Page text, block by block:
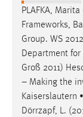
PLAFKA,
Frameworks,
Group. WS
Department for
Groß 2011)
– Making the
Kaiserslautern
Dörrzapf, L.